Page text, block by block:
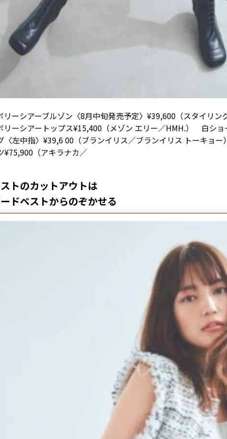
リーシアーブルゾン〈8月中旬発売予定〉¥39,600（スタイリ
リーシアートップス¥15,400（メゾン エリー／HMH.） 白シ
〈左中指〉¥39,6 00（ブランイリス／ブランイリス トーキ
¥75,900（アキラナカ／
トのカットアウトは
ドベストからのぞかせる